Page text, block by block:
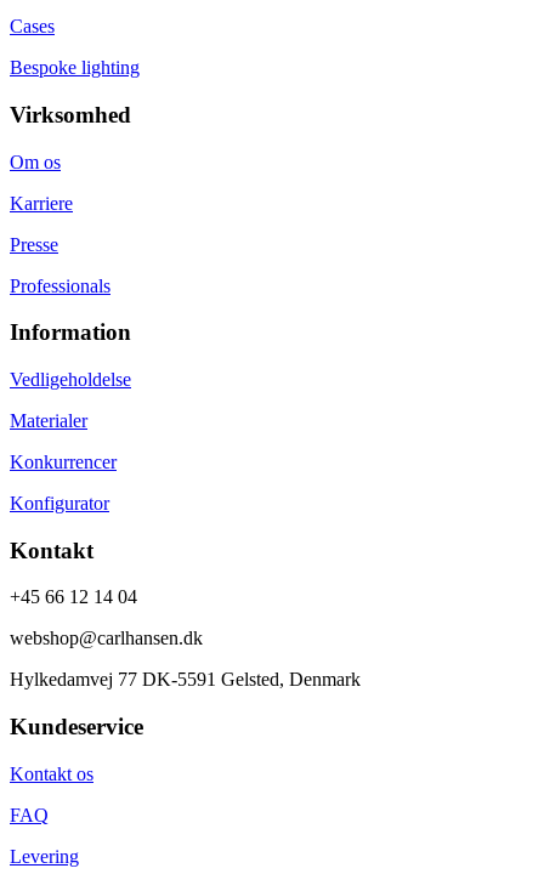
Cases
Bespoke lighting
Virksomhed
Om os
Karriere
Presse
Professionals
Information
Vedligeholdelse
Materialer
Konkurrencer
Konfigurator
Kontakt
+45 66 12 14 04
webshop@carlhansen.dk
Hylkedamvej 77 DK-5591 Gelsted, Denmark
Kundeservice
Kontakt os
FAQ
Levering